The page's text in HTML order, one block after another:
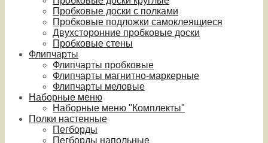
Пробковые доски с полками
Пробковые подложки самоклеящиеся
Двухсторонние пробковые доски
Пробковые стены
Флипчарты
Флипчарты пробковые
Флипчарты магнитно-маркерные
Флипчарты меловые
Наборные меню
Наборные меню "Комплекты"
Полки настенные
Пегборды
Пегборды напольные